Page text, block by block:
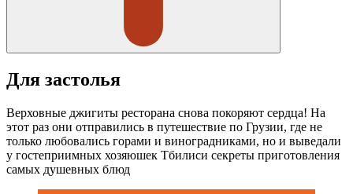
Для застолья
Верховные джигиты ресторана снова покоряют сердца! На
этот раз они отправились в путешествие по Грузии, где не
только любовались горами и виноградниками, но и выведали
у гостеприимных хозяюшек Тбилиси секреты приготовления
самых душевных блюд